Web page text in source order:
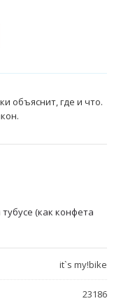
объяснит, где и что.
(как конфета
it`s my!bike
23186